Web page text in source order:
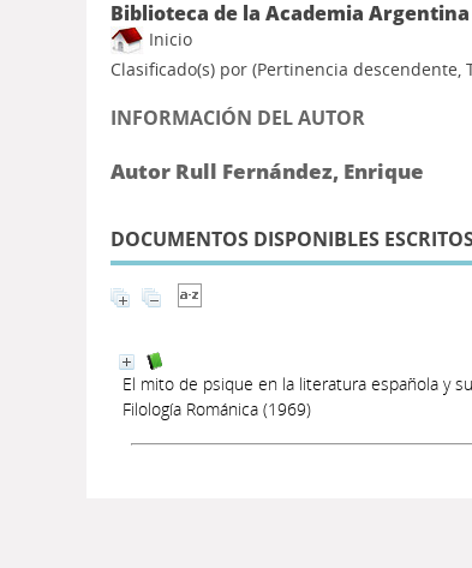
Biblioteca de la Academia
Inicio
Clasificado(s) por (Pertinencia descendente,
INFORMACIÓN DEL AUTOR
Autor Rull Fernández, Enrique
DOCUMENTOS DISPONIBLES
El mito de psique en la literatura española y
Filología Románica (1969)